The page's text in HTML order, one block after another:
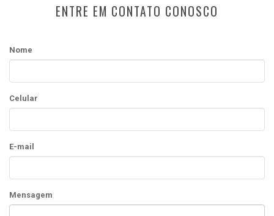
ENTRE EM CONTATO CONOSCO
Nome
Celular
E-mail
Mensagem